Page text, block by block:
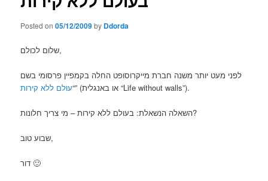
Posted on05/12/2009by Ddorda
שלום לכולם,
לפני מעט יותר משנה חברת מייקרוסופט החלה בקמפיין פרסומי בשם
“עולם ללא קירות ” (או באנגלית “Life without walls”).
השאלה הנשאלת: בעולם ללא קירות – מי צריך חלונות?
שבוע טוב,
דור 🙂